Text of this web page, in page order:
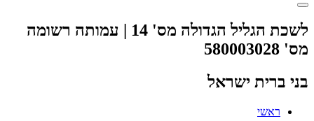
לשכת הגליל הגדולה מס' 14 | עמותה רשומה
מס' 580003028
בני ברית ישראל
ראשי